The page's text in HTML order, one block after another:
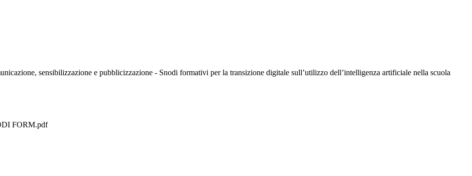
sensibilizzazione e pubblicizzazione - Snodi formativi per la transizione digitale sull’utilizzo dell’intelligenza artificiale nella scuola
FORM.pdf